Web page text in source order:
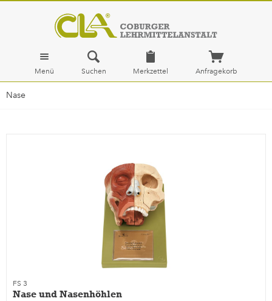
Menü Suchen Merkzettel Anfragekorb
Nase
FS 3
Nase und Nasenhöhlen